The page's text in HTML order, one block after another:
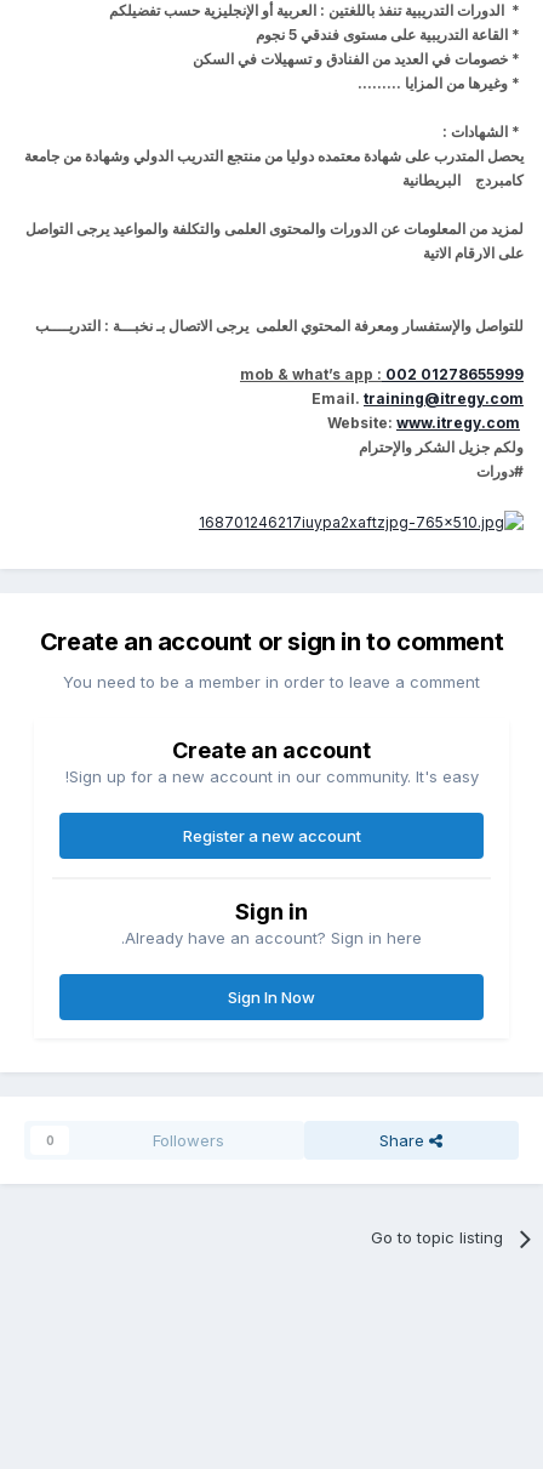
*
الدورات التدريبية تنفذ باللغتين : العربية أو الإنجليزية حسب تفضيلكم
*القاعة التدريبية على مستوى فندقي 5 نجوم
* خصومات في العديد من الفنادق و تسهيلات في السكن
* وغيرها من المزايا .........
*الشهادات :
يحصل المتدرب على شهادة معتمده دوليا من منتجع التدريب الدولي وشهادة من جامعة
كامبردج البريطانية
لمزيد من المعلومات عن الدورات والمحتوى العلمى والتكلفة والمواعيد يرجى التواصل
على الارقام الاتية
للتواصل والإستفسار ومعرفة المحتوي العلمى يرجى الاتصال بـ نخبـــة : التدريــــب
mob & what’s app : 002 01278655999
Email . training@itregy.com
:www.itregy.com
ولكم جزيل الشكر والإحترام
#دورات
Create an account or sign in to comment
You need to be a member in order to leave a comment
Create an account
Sign up for a new account in our community. It's easy!
Register a new account
Sign in
Already have an account? Sign in here.
Sign In Now
Share
Followers
0
Go to topic listing